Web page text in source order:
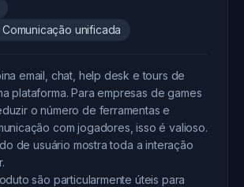
unificada
email, chat, help desk e tours de
plataforma. Para empresas de games
o número de ferramentas e
com jogadores, isso é valioso.
de usuário mostra toda a interação
são particularmente úteis para